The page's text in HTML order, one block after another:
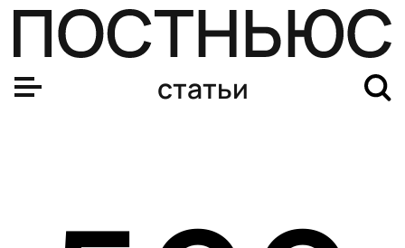
статьи